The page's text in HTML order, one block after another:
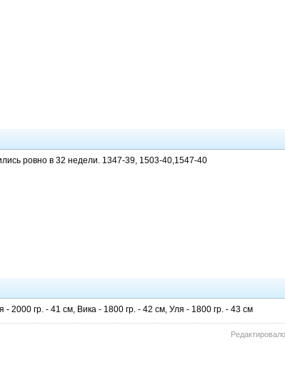
ровно в 32 недели. 1347-39, 1503-40,1547-40
2000 гр. - 41 см, Вика - 1800 гр. - 42 см, Уля - 1800 гр. - 43 см